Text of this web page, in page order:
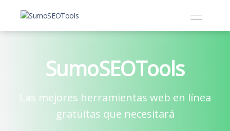
SumoSEOTools
Las mejores herramientas web en línea
gratuitas que necesitará